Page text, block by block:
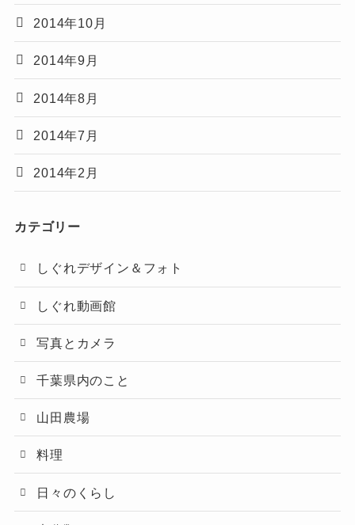
2014年10月
2014年9月
2014年8月
2014年7月
2014年2月
カテゴリー
しぐれデザイン＆フォト
しぐれ動画館
写真とカメラ
千葉県内のこと
山田農場
料理
日々のくらし